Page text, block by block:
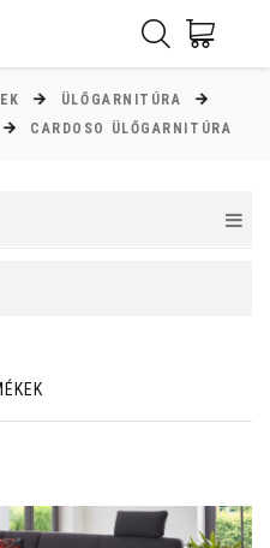
ÜLŐGARNITÚRA
CARDOSO ÜLŐGARNITÚRA